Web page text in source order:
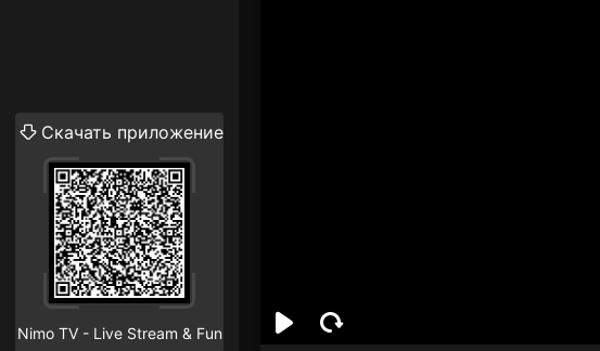
Скачать приложение
Nimo TV - Live Stream & Fun